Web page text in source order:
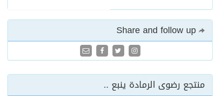
منتجع رضوى الرمادة ينبع ..